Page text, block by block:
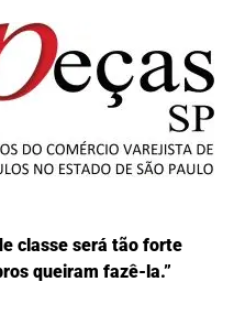
classe será tão forte
queiram fazê-la.”